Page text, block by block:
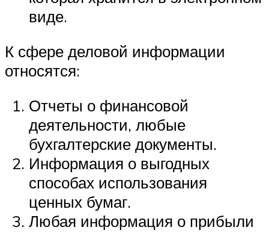
виде.
К сфере деловой информации
относятся:
Отчеты о финансовой
деятельности, любые
бухгалтерские документы.
Информация о выгодных
способах использования
ценных бумаг.
Любая информация о прибыли